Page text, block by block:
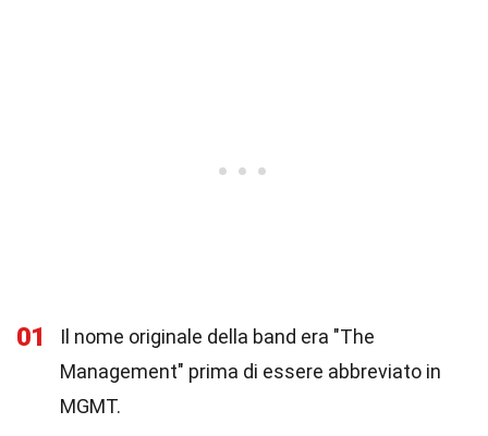
01
Il nome originale della band era "The
Management" prima di essere abbreviato in
MGMT.